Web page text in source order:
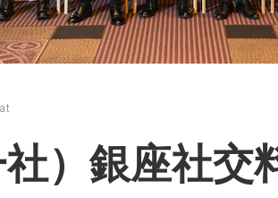
社）銀座社交